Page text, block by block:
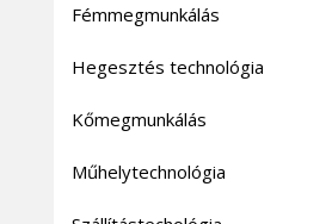
Fémmegmunkálás
Hegesztés technológia
Kőmegmunkálás
Műhelytechnológia